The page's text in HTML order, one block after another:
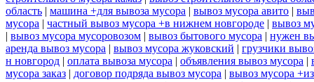
область | машина +для вывоза мусора | вывоз мусора авито |
мусора | частный вывоз мусора +в нижнем новгороде | вывоз
| вывоз мусора мусоровозом | вывоз бытового мусора | нужен
аренда вывоз мусора | вывоз мусора жуковский | грузчики
н новгород | оплата вывоза мусора | объявления вывоз мусора |
мусора заказ | договор подряда вывоз мусора | вывоз мусора